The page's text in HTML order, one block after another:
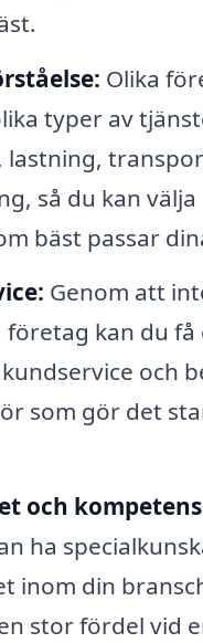
Olika
typer av
lastning,
så du kan välja
bäst passar
Genom att
kan du få
och
som gör det
och
ha
inom din
stor fördel vid